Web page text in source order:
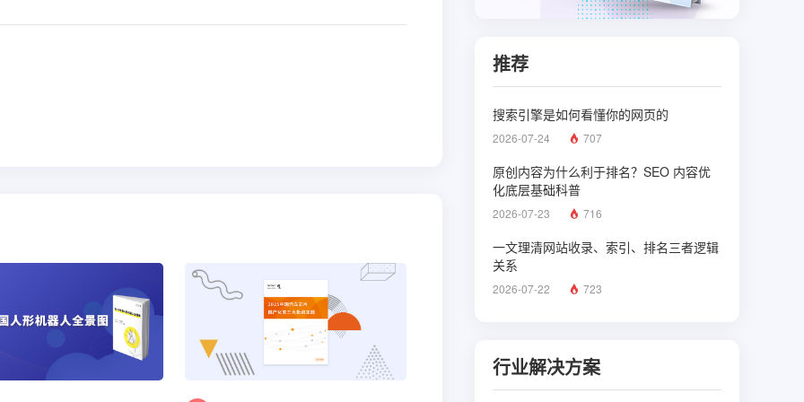
推荐
搜索引擎是如何看懂你的网页的
2026-07-24 707
原创内容为什么利于排名？SEO 内容优
化底层基础科普
2026-07-23 716
一文理清网站收录、索引、排名三者逻辑
关系
2026-07-22 723
行业解决方案